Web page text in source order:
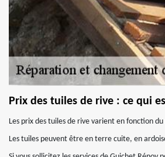
Prix des tuiles de rive : ce qui
Les prix des tuiles de rive varient en fonction
Les tuiles peuvent être en terre cuite, en